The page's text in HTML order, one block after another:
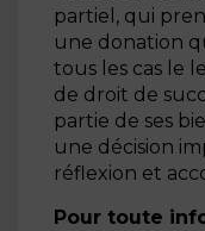
partiel, qui
une donation
tous les cas le
de droit de
partie de ses
une décision
réflexion et
Pour toute